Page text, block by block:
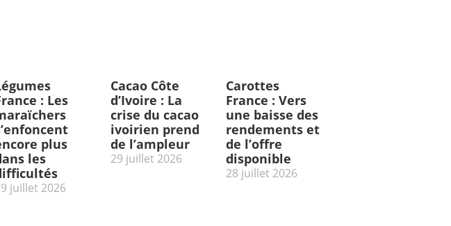
: Les
plus
les
juillet 2026
Cacao Côte
d’Ivoire : La
crise du cacao
ivoirien prend
de l’ampleur
29 juillet 2026
Carottes
France : Vers
une baisse des
rendements et
de l’offre
disponible
28 juillet 2026